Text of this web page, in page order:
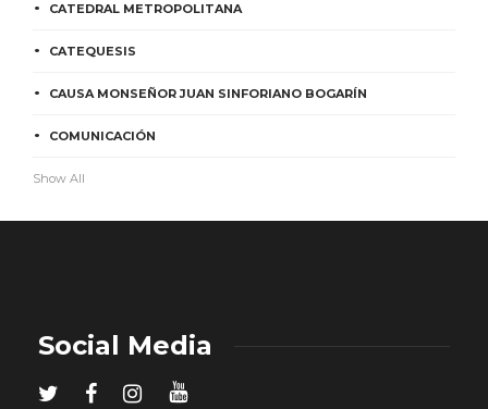
CATEDRAL METROPOLITANA
CATEQUESIS
CAUSA MONSEÑOR JUAN SINFORIANO BOGARÍN
COMUNICACIÓN
Show All
Social Media